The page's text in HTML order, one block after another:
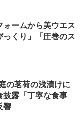
ームから美ウエス
っくり」「圧巻のス
の茗荷の浅漬けに
露「丁寧な食事
響